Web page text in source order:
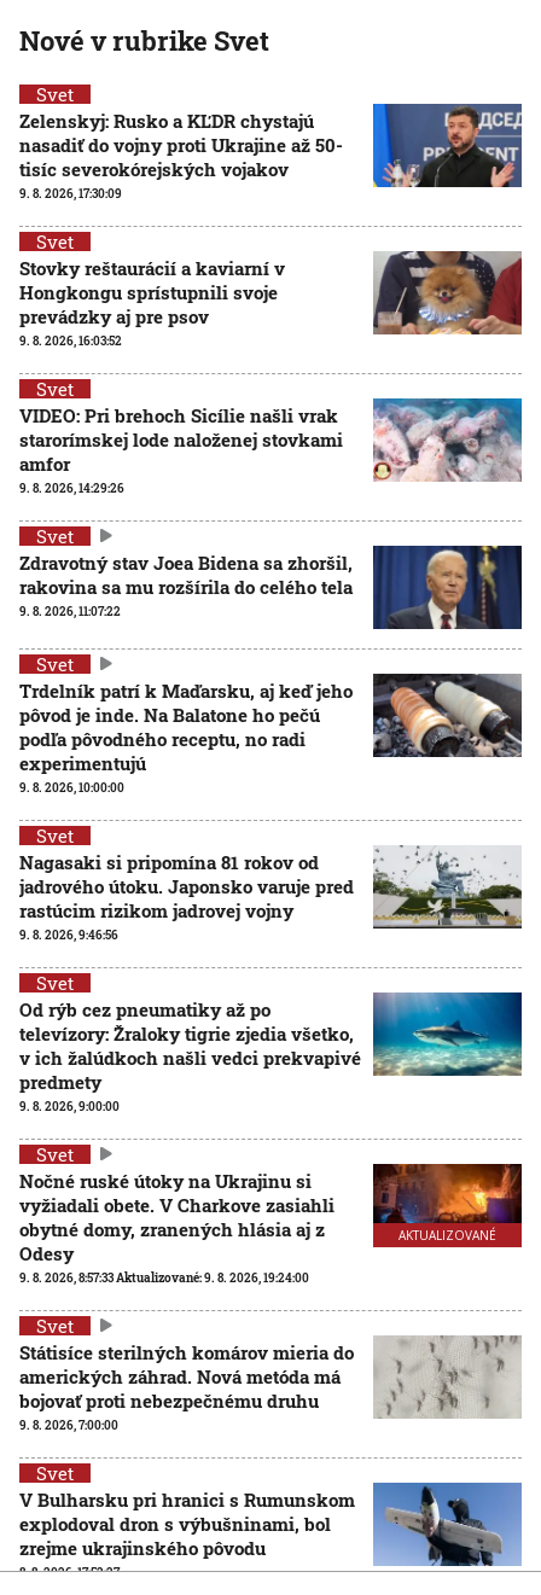
Nové v rubrike Svet
Svet
Zelenskyj: Rusko a KĽDR chystajú
nasadiť do vojny proti Ukrajine až 50-
tisíc severokórejských vojakov
9. 8. 2026, 17:30:09
Svet
Stovky reštaurácií a kaviarní v
Hongkongu sprístupnili svoje
prevádzky aj pre psov
9. 8. 2026, 16:03:52
Svet
VIDEO: Pri brehoch Sicílie našli vrak
starorímskej lode naloženej stovkami
amfor
9. 8. 2026, 14:29:26
Svet
Zdravotný stav Joea Bidena sa zhoršil,
rakovina sa mu rozšírila do celého tela
9. 8. 2026, 11:07:22
Svet
Trdelník patrí k Maďarsku, aj keď jeho
pôvod je inde. Na Balatone ho pečú
podľa pôvodného receptu, no radi
experimentujú
9. 8. 2026, 10:00:00
Svet
Nagasaki si pripomína 81 rokov od
jadrového útoku. Japonsko varuje pred
rastúcim rizikom jadrovej vojny
9. 8. 2026, 9:46:56
Svet
Od rýb cez pneumatiky až po
televízory: Žraloky tigrie zjedia všetko,
v ich žalúdkoch našli vedci prekvapivé
predmety
9. 8. 2026, 9:00:00
AKTUALIZOVANÉ
Svet
Nočné ruské útoky na Ukrajinu si
vyžiadali obete. V Charkove zasiahli
obytné domy, zranených hlásia aj z
Odesy
9. 8. 2026, 8:57:33 Aktualizované:9. 8. 2026, 19:24:00
Svet
Státisíce sterilných komárov mieria do
amerických záhrad. Nová metóda má
bojovať proti nebezpečnému druhu
9. 8. 2026, 7:00:00
Svet
V Bulharsku pri hranici s Rumunskom
explodoval dron s výbušninami, bol
zrejme ukrajinského pôvodu
8. 8. 2026, 17:52:27